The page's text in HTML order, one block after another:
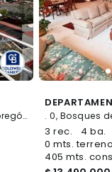
Aldama 11, TIZAPAN, Álvaro Obregón
3 rec. 4 ba.
0 mts.
405 mts.